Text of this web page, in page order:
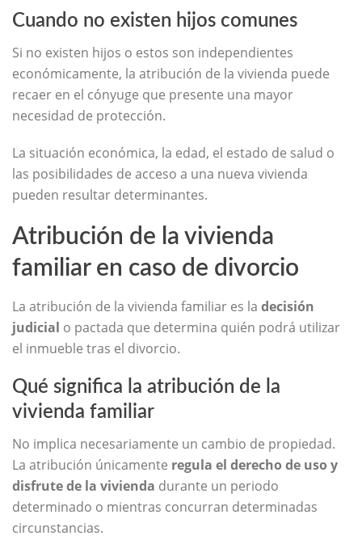
Cuando no existen hijos comunes
Si no existen hijos o estos son independientes
económicamente, la atribución de la vivienda puede
recaer en el cónyuge que presente una mayor
necesidad de protección.
La situación económica, la edad, el estado de salud o
las posibilidades de acceso a una nueva vivienda
pueden resultar determinantes.
Atribución de la vivienda
familiar en caso de divorcio
La atribución de la vivienda familiar es la decisión
judicial o pactada que determina quién podrá utilizar
el inmueble tras el divorcio.
Qué significa la atribución de la
vivienda familiar
No implica necesariamente un cambio de propiedad.
La atribución únicamente regula el derecho de uso y
disfrute de la vivienda durante un periodo
determinado o mientras concurran determinadas
circunstancias.